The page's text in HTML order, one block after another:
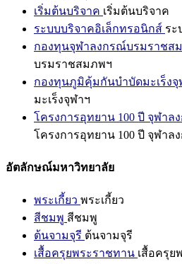
เริ่มต้นบริจาค เริ่มต้นบริจาค
ระบบบริจาคอิเล็กทรอนิกส์ ระ
กองทุนจุฬาลงกรณ์บรมราชส
บรมราชสมภพฯ
กองทุนภูมิคุ้มกันบำบัดมะเร็งจุ
มะเร็งจุฬาฯ
โครงการอุทยาน 100 ปี จุฬา
โครงการอุทยาน 100 ปี จุฬา
อัตลักษณ์มหาวิทยาลัย
พระเกี้ยว พระเกี้ยว
สีชมพู สีชมพู
ต้นจามจุรี ต้นจามจุรี
เสื้อครุยพระราชทาน เสื้อครุย